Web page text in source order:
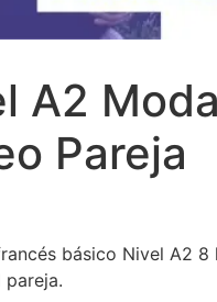
A2
Pareja
básico Nivel A2 8
pareja.